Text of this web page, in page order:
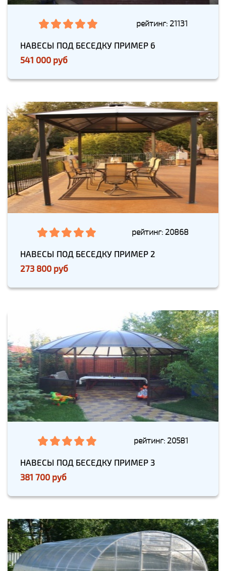
рейтинг: 21131
НАВЕСЫ ПОД БЕСЕДКУ ПРИМЕР 6
541 000 руб
рейтинг: 20868
НАВЕСЫ ПОД БЕСЕДКУ ПРИМЕР 2
273 800 руб
рейтинг: 20581
НАВЕСЫ ПОД БЕСЕДКУ ПРИМЕР 3
381 700 руб